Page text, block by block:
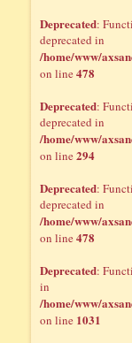
Deprecated:
deprecated in
/home/www/
on line478
Deprecated:
deprecated in
/home/www/
on line294
Deprecated:
deprecated in
/home/www/
on line478
Deprecated:
in
/home/www/
on line 1031